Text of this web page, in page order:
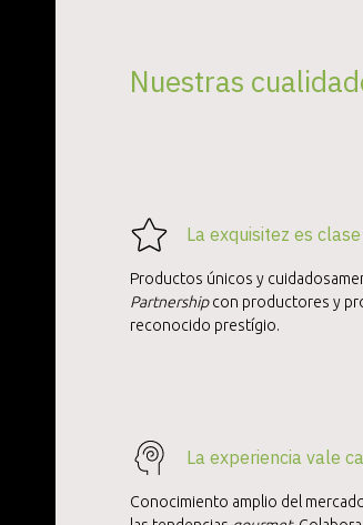
Nuestras
La exquisitez es clase
Productos únicos y
Partnershipcon productores y
reconocido prestígio.
La experiencia vale
Conocimiento amplio del